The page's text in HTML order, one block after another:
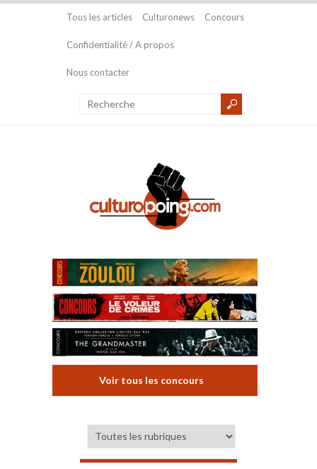
Tous les articles Culturonews Concours
Confidentialité / A propos
Nous contacter
Voir tous les concours